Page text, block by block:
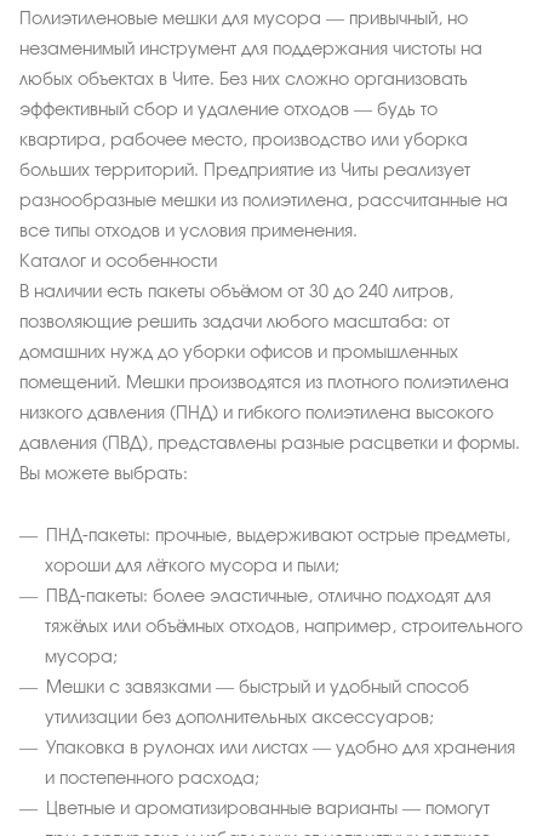
Полиэтиленовые мешки для мусора — привычный, но
незаменимый инструмент для поддержания чистоты на
любых объектах в Чите. Без них сложно организовать
эффективный сбор и удаление отходов — будь то
квартира, рабочее место, производство или уборка
больших территорий. Предприятие из Читы реализует
разнообразные мешки из полиэтилена, рассчитанные на
все типы отходов и условия применения.
Каталог и особенности
В наличии есть пакеты объёмом от 30 до 240 литров,
позволяющие решить задачи любого масштаба: от
домашних нужд до уборки офисов и промышленных
помещений. Мешки производятся из плотного полиэтилена
низкого давления (ПНД) и гибкого полиэтилена высокого
давления (ПВД), представлены разные расцветки и формы.
Вы можете выбрать:
ПНД-пакеты: прочные, выдерживают острые предметы,
хороши для лёгкого мусора и пыли;
ПВД-пакеты: более эластичные, отлично подходят для
тяжёлых или объёмных отходов, например, строительного
мусора;
Мешки с завязками — быстрый и удобный способ
утилизации без дополнительных аксессуаров;
Упаковка в рулонах или листах — удобно для хранения
и постепенного расхода;
Цветные и ароматизированные варианты — помогут